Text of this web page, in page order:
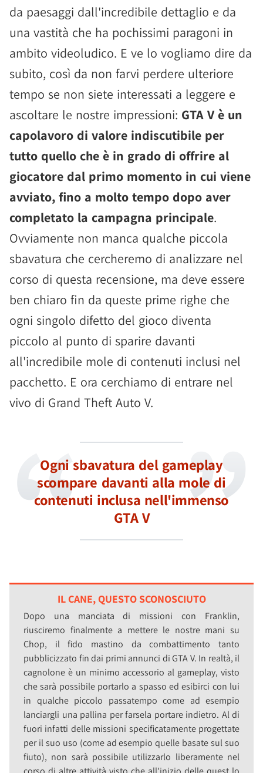
da paesaggi dall'incredibile dettaglio e da
una vastità che ha pochissimi paragoni in
ambito videoludico. E ve lo vogliamo dire da
subito, così da non farvi perdere ulteriore
tempo se non siete interessati a leggere e
ascoltare le nostre impressioni: GTA V è un
capolavoro di valore indiscutibile per
tutto quello che è in grado di offrire al
giocatore dal primo momento in cui viene
avviato, fino a molto tempo dopo aver
completato la campagna principale.
Ovviamente non manca qualche piccola
sbavatura che cercheremo di analizzare nel
corso di questa recensione, ma deve essere
ben chiaro fin da queste prime righe che
ogni singolo difetto del gioco diventa
piccolo al punto di sparire davanti
all'incredibile mole di contenuti inclusi nel
pacchetto. E ora cerchiamo di entrare nel
vivo di Grand Theft Auto V.
Ogni sbavatura del gameplay
scompare davanti alla mole di
contenuti inclusa nell'immenso
GTA V
IL CANE, QUESTO SCONOSCIUTO
Dopo una manciata di missioni con Franklin,
riusciremo finalmente a mettere le nostre mani su
Chop, il fido mastino da combattimento tanto
pubblicizzato fin dai primi annunci di GTA V. In realtà, il
cagnolone è un minimo accessorio al gameplay, visto
che sarà possibile portarlo a spasso ed esibirci con lui
in qualche piccolo passatempo come ad esempio
lanciargli una pallina per farsela portare indietro. Al di
fuori infatti delle missioni specificatamente progettate
per il suo uso (come ad esempio quelle basate sul suo
fiuto), non sarà possibile utilizzarlo liberamente nel